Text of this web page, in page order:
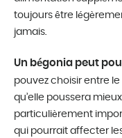
toujours être
jamais.
Un bégonia peut
pouvez choisir entre le
qu’elle poussera
particulièrement
qui pourrait affecter